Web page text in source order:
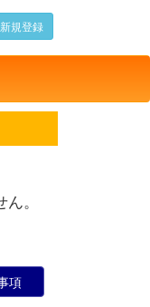
新規登録
。
項